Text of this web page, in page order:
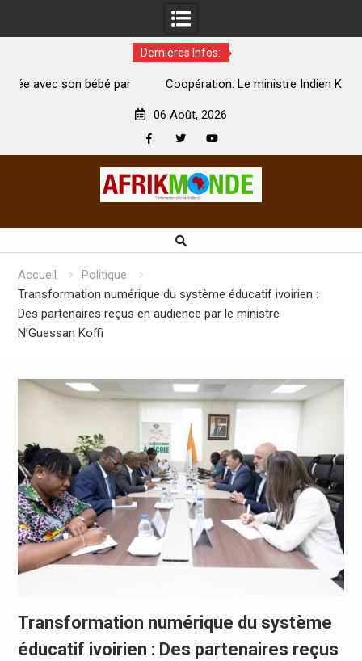
Dernières Infos:
Coopération: Le ministre Indien Kirti Vardhan Singh à
06 Août, 2026
Accueil
Politique
Transformation numérique du système éducatif ivoirien :
Des partenaires reçus en audience par le ministre
N’Guessan Koffi
Transformation numérique du système
éducatif ivoirien : Des partenaires reçus